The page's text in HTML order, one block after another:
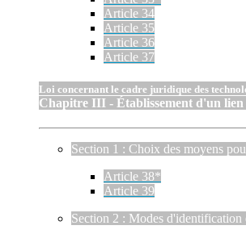
Article 34
Article 35
Article 36
Article 37
Loi concernant le cadre juridique des
Chapitre III - Établissement d'un lien
Section 1 : Choix des moyens
Article 38*
Article 39
Section 2 : Modes d'identification